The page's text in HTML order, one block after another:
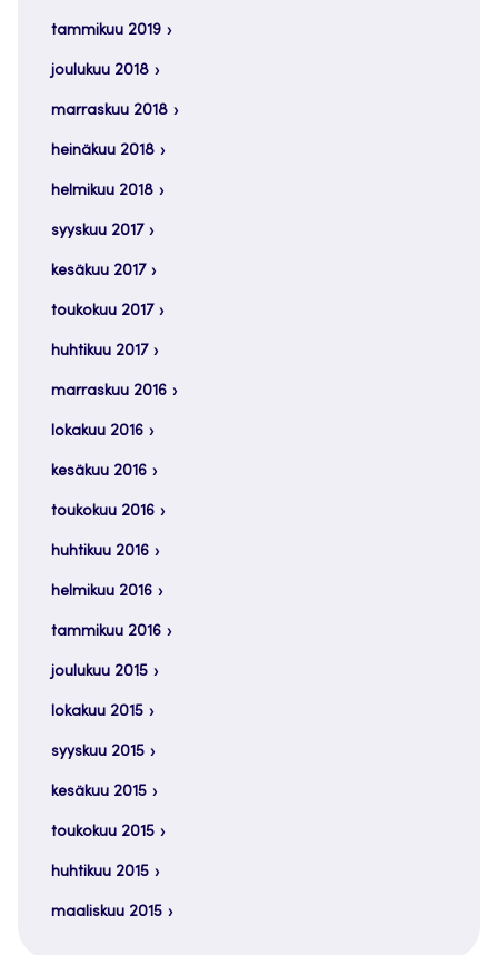
tammikuu 2019
joulukuu 2018
marraskuu 2018
heinäkuu 2018
helmikuu 2018
syyskuu 2017
kesäkuu 2017
toukokuu 2017
huhtikuu 2017
marraskuu 2016
lokakuu 2016
kesäkuu 2016
toukokuu 2016
huhtikuu 2016
helmikuu 2016
tammikuu 2016
joulukuu 2015
lokakuu 2015
syyskuu 2015
kesäkuu 2015
toukokuu 2015
huhtikuu 2015
maaliskuu 2015